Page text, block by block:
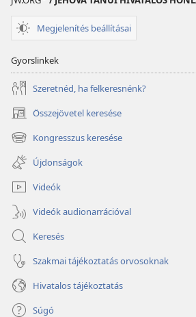
összejövetelhez
Megjelenítés beállításai
Gyorslinkek
Szeretnéd, ha felkeresnénk?
Összejövetel keresése
(opens
new
window)
Kongresszus keresése
(opens
new
window)
Újdonságok
Videók
Videók audionarrációval
Keresés
Szakmai tájékoztatás orvosoknak
Hivatalos tájékoztatás
Súgó